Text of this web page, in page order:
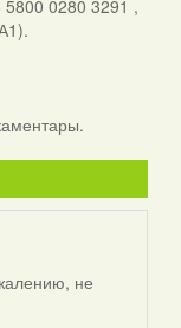
5800 0280 3291 ,
не